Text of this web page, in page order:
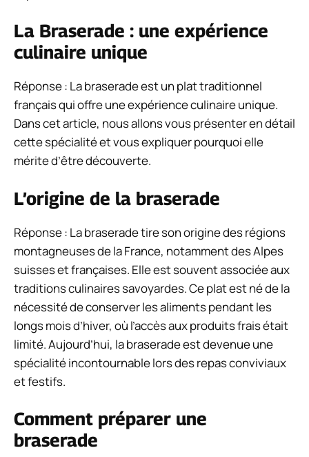
La Braserade : une expérience
culinaire unique
Réponse : La braserade est un plat traditionnel
français qui offre une expérience culinaire unique.
Dans cet article, nous allons vous présenter en détail
cette spécialité et vous expliquer pourquoi elle
mérite d’être découverte.
L’origine de la braserade
Réponse : La braserade tire son origine des régions
montagneuses de la France, notamment des Alpes
suisses et françaises. Elle est souvent associée aux
traditions culinaires savoyardes. Ce plat est né de la
nécessité de conserver les aliments pendant les
longs mois d’hiver, où l’accès aux produits frais était
limité. Aujourd’hui, la braserade est devenue une
spécialité incontournable lors des repas conviviaux
et festifs.
Comment préparer une
braserade